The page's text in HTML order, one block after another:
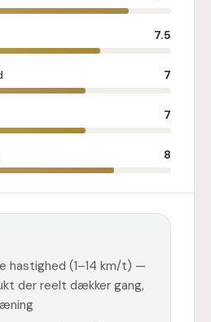
7.5
7
7
8
hastighed (1–14 km/t) —
der reelt dækker gang,